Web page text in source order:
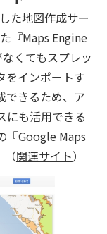
た地図作成サー
『Maps Engine
くてもスプレッ
をインポートす
できるため、ア
にも活用できる
『Google Maps
（関連サイト）